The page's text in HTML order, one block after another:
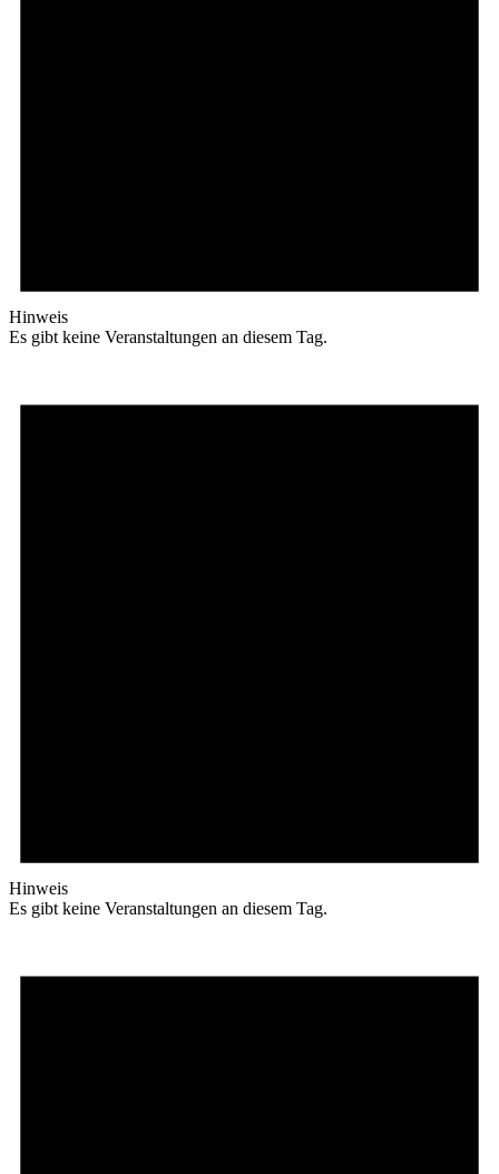
Hinweis
Es gibt keine Veranstaltungen an diesem Tag.
Hinweis
Es gibt keine Veranstaltungen an diesem Tag.